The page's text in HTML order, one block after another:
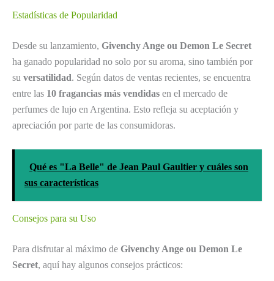
Estadísticas de Popularidad
Desde su lanzamiento, Givenchy Ange ou Demon Le Secret
ha ganado popularidad no solo por su aroma, sino también por
su versatilidad. Según datos de ventas recientes, se encuentra
entre las 10 fragancias más vendidas en el mercado de
perfumes de lujo en Argentina. Esto refleja su aceptación y
apreciación por parte de las consumidoras.
Qué es "La Belle" de Jean Paul Gaultier y cuáles son
sus características
Consejos para su Uso
Para disfrutar al máximo de Givenchy Ange ou Demon Le
Secret, aquí hay algunos consejos prácticos: